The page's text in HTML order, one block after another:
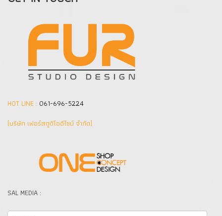
HOT LINE : 061-696-5224
(บริษัท เฟอร์สตูดิโอดีไซน์ จำกัด]
SAL MEDIA :